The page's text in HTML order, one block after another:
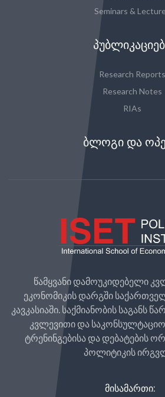
Seminars &
Research Reports
Research Notes
RIAs
ᲑᲚᲝᲒᲘ ᲓᲐ
წამყვანი დამოუკიდებელი
ეკონომიკის დარგში
კავკასიაში. საქმიანობის საგანს
კვლევითი და საკონსულტაციო
ტრენინგებისა და დებატების
პოლიტიკის
ᲛᲘᲡᲐᲛᲐᲠᲗᲘ: